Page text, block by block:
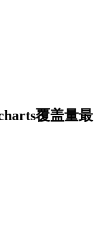
覆盖量最